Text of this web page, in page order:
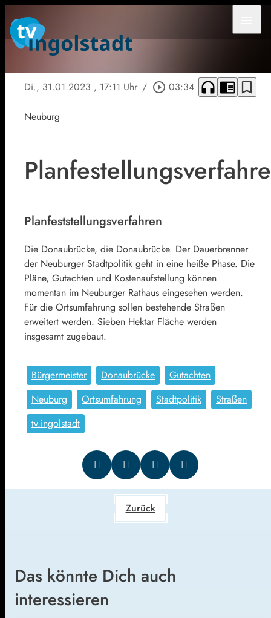
Di., 31.01.2023 , 17:11 Uhr / play_circle_outline 03:34 headphones chrome_reader_mode bookmark_border
Neuburg
Planfeststellungsverfahren
Die Donaubrücke, die Donaubrücke. Der Dauerbrenner
der Neuburger Stadtpolitik geht in eine heiße Phase. Die
Pläne, Gutachten und Kostenaufstellung können
momentan im Neuburger Rathaus eingesehen werden.
Für die Ortsumfahrung sollen bestehende Straßen
erweitert werden. Sieben Hektar Fläche werden
insgesamt zugebaut.
Bürgermeister Donaubrücke
Gutachten
Neuburg
Ortsumfahrung Stadtpolitik
Straßen
tv.ingolstadt
Zurück
Das könnte Dich auch
interessieren